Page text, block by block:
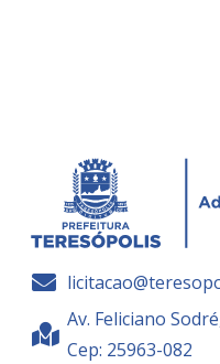
Av. Feliciano
Cep: 25963-082